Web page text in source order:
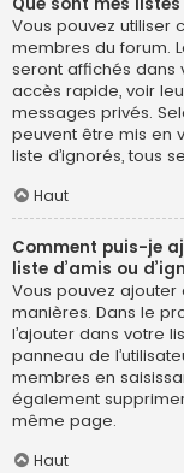
Vous pouvez utiliser
membres du forum.
seront affichés dans
accès rapide, voir
messages privés.
peuvent être mis en
liste d’ignorés, tous
Haut
Comment puis-je
liste d’amis ou
Vous pouvez ajouter
manières. Dans le
l’ajouter dans votre
panneau de
membres en
également
même page.
Haut